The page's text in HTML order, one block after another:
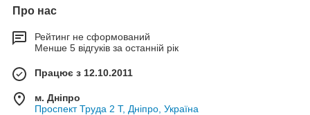
Про нас
Рейтинг не сформований
Менше 5 відгуків за останній рік
Працює з 12.10.2011
м. Дніпро
Проспект Труда 2 Т, Дніпро, Україна